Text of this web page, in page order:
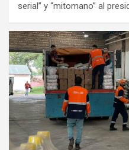
serial” y “mitomano” al